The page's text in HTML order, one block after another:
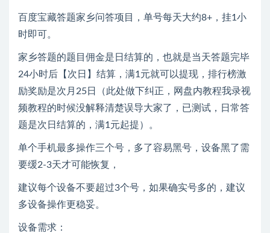
百度宝藏答题家乡问答项目，单号每天大约8+，挂1小
时即可。
家乡答题的题目佣金是日结算的，也就是当天答题完毕
24小时后【次日】结算，满1元就可以提现，排行榜激
励奖励是次月25日（此处做下纠正，网盘内教程我录视
频教程的时候没解释清楚误导大家了，已测试，日常答
题是次日结算的，满1元起提）。
单个手机最多操作三个号，多了容易黑号，设备黑了需
要缓2-3天才可能恢复，
建议每个设备不要超过3个号，如果确实号多的，建议
多设备操作更稳妥。
设备需求：